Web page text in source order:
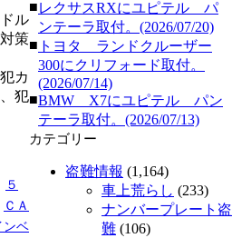
ル
策
カ
犯
５
ＣＡ
ンベ
■レクサスRXにユピテル パ
ンテーラ取付。(2026/07/20)
■ トヨタ ランドクルーザー
300にクリフォード取付。
(2026/07/14)
■BMW X7にユピテル パン
テーラ取付。(2026/07/13)
カテゴリー
盗難情報 (1,164)
車上荒らし (233)
ナンバープレート盗
難 (106)